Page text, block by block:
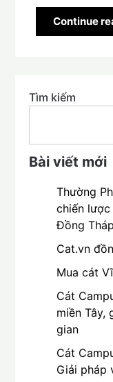
Continue
Tìm kiếm
Bài viết mới
Thường
chiến
Đồng Tháp
Cat.vn
Mua cát
Cát
miền Tây,
gian
Cát
Giải pháp